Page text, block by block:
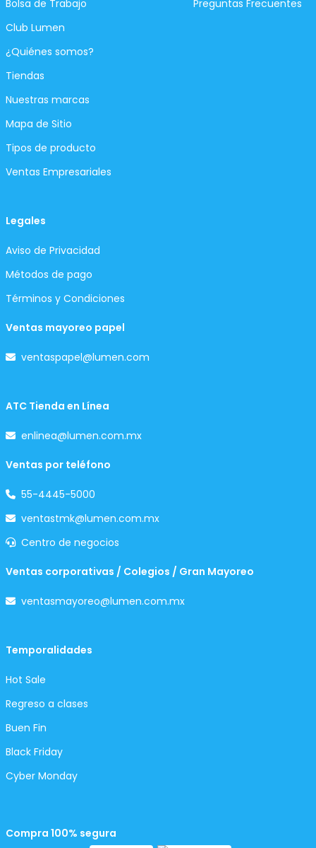
Bolsa de Trabajo
Club Lumen
¿Quiénes somos?
Tiendas
Nuestras marcas
Mapa de Sitio
Tipos de producto
Ventas Empresariales
Preguntas Frecuentes
Legales
Aviso de Privacidad
Métodos de pago
Términos y Condiciones
Ventas mayoreo papel
ventaspapel@lumen.com
ATC Tienda en Línea
enlinea@lumen.com.mx
Ventas por teléfono
55-4445-5000
ventastmk@lumen.com.mx
Centro de negocios
Ventas corporativas / Colegios / Gran Mayoreo
ventasmayoreo@lumen.com.mx
Temporalidades
Hot Sale
Regreso a clases
Buen Fin
Black Friday
Cyber Monday
Compra 100% segura